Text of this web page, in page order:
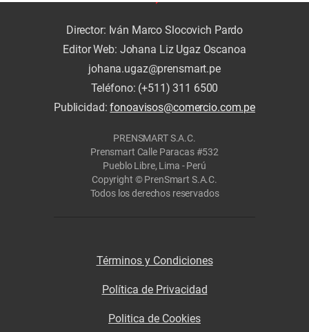
Director: Iván Marco Slocovich Pardo
Editor Web: Johana Liz Ugaz Oscanoa
johana.ugaz@prensmart.pe
Teléfono: (+511) 311 6500
Publicidad:fonoavisos@comercio.com.pe
PRENSMART S.A.C.
Prensmart Calle Paracas #532
Pueblo Libre, Lima - Perú
Copyright © PrenSmart S.A.C.
Todos los derechos reservados
Términos y Condiciones
Política de Privacidad
Politica de Cookies